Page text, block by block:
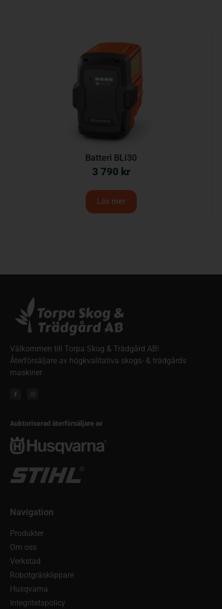
Batteri BLi30
3 790 kr
Läs mer
Välkommen till Torpa Skog & Trädgård AB!
Återförsäljare av högkvalitativa skogs- & trädgårds
maskiner
Auktoriserad återförsäljare av
Navigation
Produkter
Om oss
Verkstad
Robotgräsklippare
Husqvarna
Integritetspolicy